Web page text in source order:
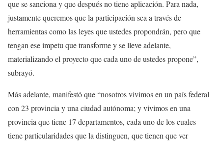
que se sanciona y que después no tiene aplicación. Para nada,
justamente queremos que la participación sea a través de
herramientas como las leyes que ustedes propondrán, pero que
tengan ese ímpetu que transforme y se lleve adelante,
materializando el proyecto que cada uno de ustedes propone”,
subrayó.
Más adelante, manifestó que “nosotros vivimos en un país federal
con 23 provincia y una ciudad autónoma; y vivimos en una
provincia que tiene 17 departamentos, cada uno de los cuales
tiene particularidades que la distinguen, que tienen que ver